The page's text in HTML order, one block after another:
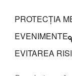
PROTECȚIA
EVENIMENTE
EVITAREA